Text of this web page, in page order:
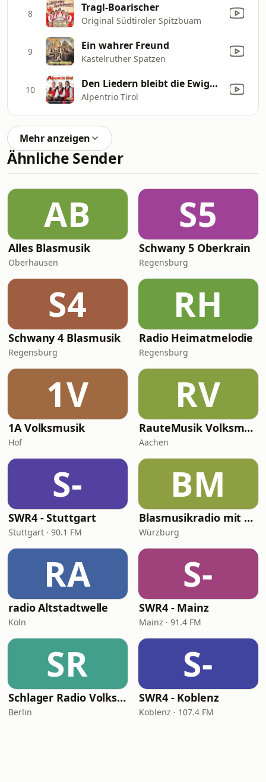
8 Tragl-Boarischer
Original Südtiroler Spitzbuam
9 Ein wahrer Freund
Kastelruther Spatzen
10 Den Liedern bleibt die Ewigkeit
Alpentrio Tirol
Mehr anzeigen
Ähnliche Sender
AB
Alles Blasmusik
Oberhausen
S5
Schwany 5 Oberkrain
Regensburg
S4
Schwany 4 Blasmusik
Regensburg
RH
Radio Heimatmelodie
Regensburg
1V
1A Volksmusik
Hof
RV
RauteMusik Volksmusik
Aachen
S-
SWR4 - Stuttgart
Stuttgart · 90.1 FM
BM
Blasmusikradio mit Bernd
Würzburg
RA
radio Altstadtwelle
Köln
S-
SWR4 - Mainz
Mainz · 91.4 FM
SR
Schlager Radio Volksmusik
Berlin
S-
SWR4 - Koblenz
Koblenz · 107.4 FM